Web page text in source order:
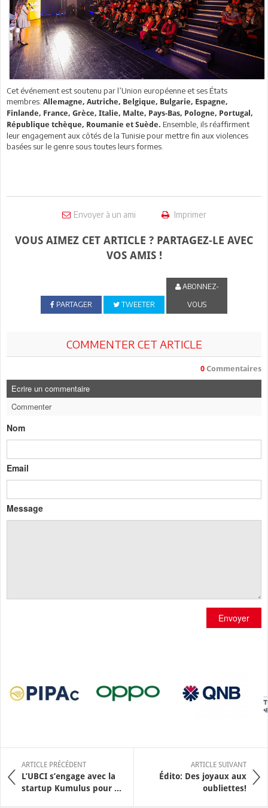
Cet événement est soutenu par l’Union européenne et ses États
membres: Allemagne, Autriche, Belgique, Bulgarie, Espagne,
Finlande, France, Grèce, Italie, Malte, Pays-Bas, Pologne, Portugal,
République tchèque, Roumanie et Suède. Ensemble, ils réaffirment
leur engagement aux côtés de la Tunisie pour mettre fin aux violences
basées sur le genre sous toutes leurs formes.
Envoyer à un ami Imprimer
VOUS AIMEZ CET ARTICLE ? PARTAGEZ-LE AVEC
VOS AMIS !
PARTAGER TWEETER
ABONNEZ-
VOUS
COMMENTER CET ARTICLE
0 Commentaires
Ecrire un commentaire
Commenter
Nom
Email
Message
Envoyer
ARTICLE PRÉCÉDENT
L’UBCI s’engage avec la
startup Kumulus pour ...
ARTICLE SUIVANT
Édito: Des joyaux aux
oubliettes!